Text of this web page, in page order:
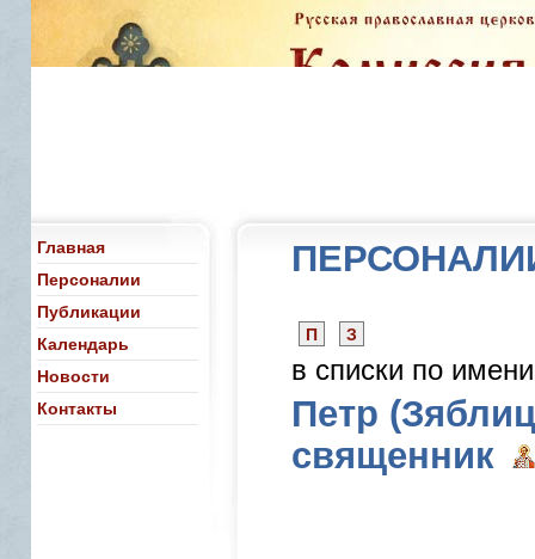
Главная
Персоналии
Публикации
Календарь
Новости
Контакты
П З
в списки по
Петр
священник